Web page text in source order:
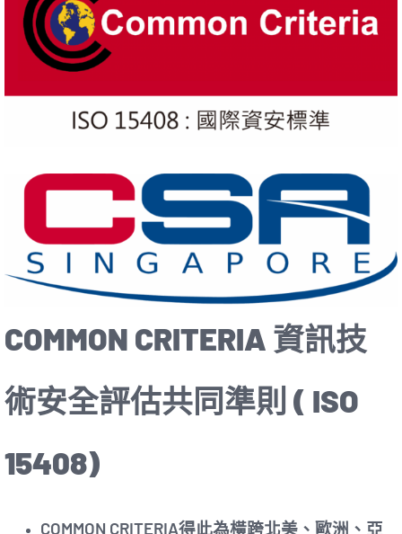
COMMON CRITERIA 資訊技
術安全評估共同準則 ( ISO
15408)
COMMON CRITERIA得此為橫跨北美、歐洲、亞